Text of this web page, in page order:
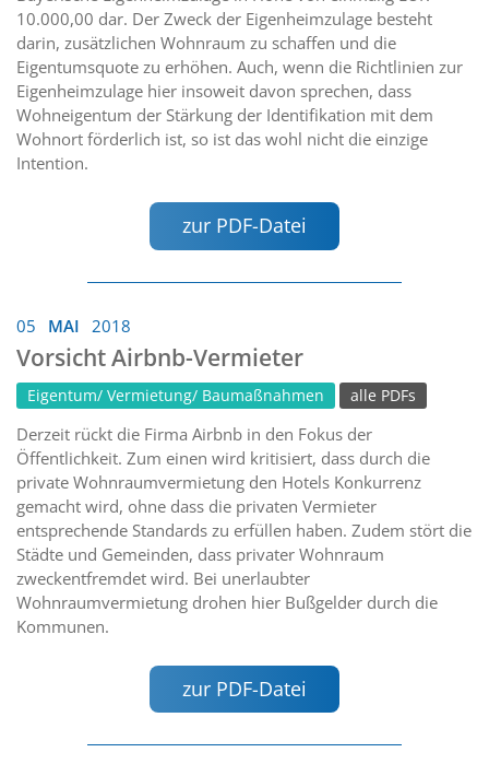
10.000,00 dar. Der Zweck der Eigenheimzulage besteht
darin, zusätzlichen Wohnraum zu schaffen und die
Eigentumsquote zu erhöhen. Auch, wenn die Richtlinien zur
Eigenheimzulage hier insoweit davon sprechen, dass
Wohneigentum der Stärkung der Identifikation mit dem
Wohnort förderlich ist, so ist das wohl nicht die einzige
Intention.
zur PDF-Datei
05 MAI 2018
Vorsicht Airbnb-Vermieter
Eigentum/ Vermietung/ Baumaßnahmen alle PDFs
Derzeit rückt die Firma Airbnb in den Fokus der
Öffentlichkeit. Zum einen wird kritisiert, dass durch die
private Wohnraumvermietung den Hotels Konkurrenz
gemacht wird, ohne dass die privaten Vermieter
entsprechende Standards zu erfüllen haben. Zudem stört die
Städte und Gemeinden, dass privater Wohnraum
zweckentfremdet wird. Bei unerlaubter
Wohnraumvermietung drohen hier Bußgelder durch die
Kommunen.
zur PDF-Datei